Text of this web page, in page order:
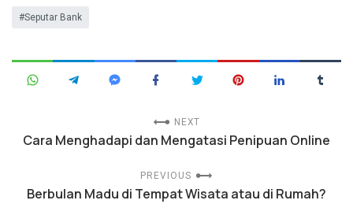
Seputar Bank
NEXT
Cara Menghadapi dan Mengatasi Penipuan Online
PREVIOUS
Berbulan Madu di Tempat Wisata atau di Rumah?